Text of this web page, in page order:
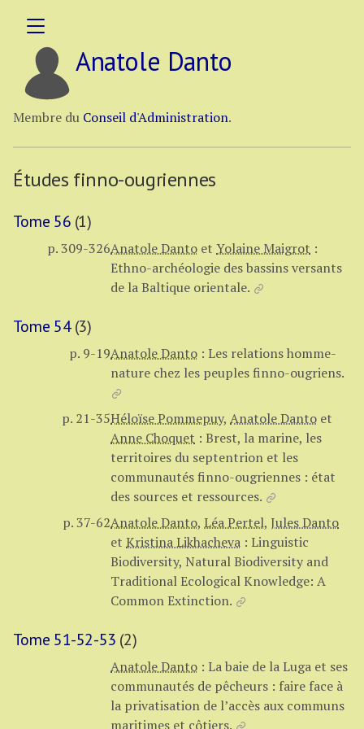
Anatole Danto
Membre du Conseil d'Administration.
Études finno-ougriennes
Tome 56 (1)
p. 309-326Anatole Danto et Yolaine Maigrot :
Ethno-archéologie des bassins versants
de la Baltique orientale.
Tome 54(3)
p. 9-19Anatole Danto : Les relations homme-
nature chez les peuples finno-ougriens.
p. 21-35Héloïse Pommepuy, Anatole Danto et
Anne Choquet : Brest, la marine, les
territoires du septentrion et les
communautés finno-ougriennes : état
des sources et ressources.
p. 37-62Anatole Danto, Léa Pertel, Jules Danto
et Kristina Likhacheva : Linguistic
Biodiversity, Natural Biodiversity and
Traditional Ecological Knowledge: A
Common Extinction.
Tome 51-52-53 (2)
Anatole Danto : La baie de la Luga et ses
communautés de pêcheurs : faire face à
la privatisation de l’accès aux communs
maritimes et côtiers.